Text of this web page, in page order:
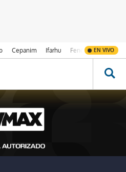
Cepanim Ifarhu Fenómeno de El
EN VIVO